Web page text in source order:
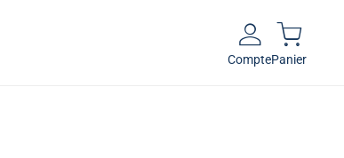
ComptePanier